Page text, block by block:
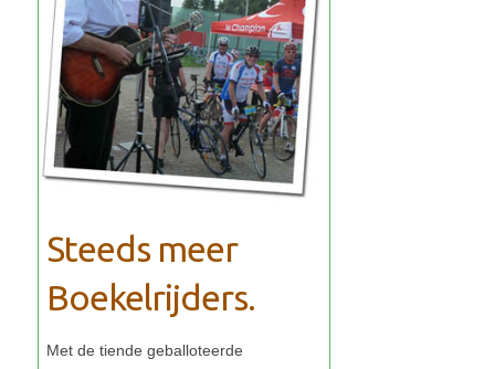
Steeds meer
Boekelrijders.